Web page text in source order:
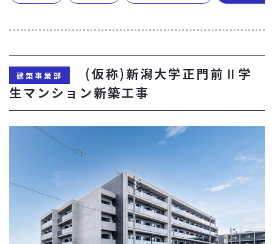
建築事業部
(仮称)新潟大学正門前Ⅱ学
生マンション新築工事